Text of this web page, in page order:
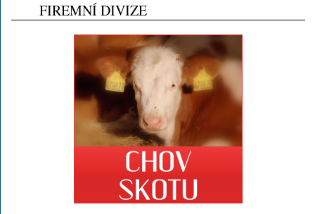
FIREMNÍ DIVIZE